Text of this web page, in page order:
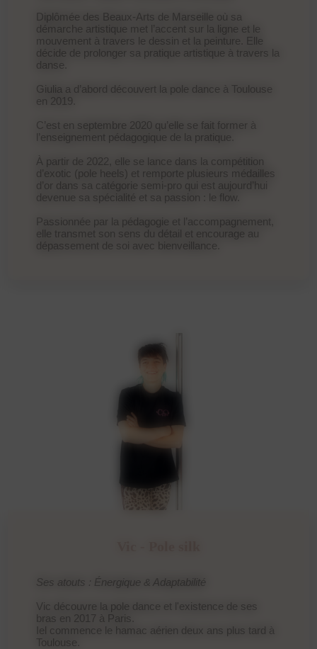
Diplômée des Beaux-Arts de Marseille où sa
démarche artistique met l’accent sur la ligne et le
mouvement à travers le dessin et la peinture. Elle
décide de prolonger sa pratique artistique à travers la
danse.
Giulia a d’abord découvert la pole dance à Toulouse
en 2019.
C’est en septembre 2020 qu’elle se fait former à
l’enseignement pédagogique de la pratique.
À partir de 2022, elle se lance dans la compétition
d’exotic (pole heels) et remporte plusieurs médailles
d’or dans sa catégorie semi-pro qui est aujourd’hui
devenue sa spécialité et sa passion : le flow.
Passionnée par la pédagogie et l’accompagnement,
elle transmet son sens du détail et encourage au
dépassement de soi avec bienveillance.
Ses atouts : Énergique & Adaptabilité
Vic découvre la pole dance et l'existence de ses
bras en 2017 à Paris.
Iel commence le hamac aérien deux ans plus tard à
Toulouse.